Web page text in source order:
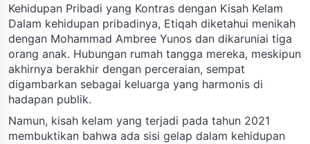
Kehidupan Pribadi yang Kontras dengan Kisah Kelam
Dalam kehidupan pribadinya, Etiqah diketahui menikah
dengan Mohammad Ambree Yunos dan dikaruniai tiga
orang anak. Hubungan rumah tangga mereka, meskipun
akhirnya berakhir dengan perceraian, sempat
digambarkan sebagai keluarga yang harmonis di
hadapan publik.
Namun, kisah kelam yang terjadi pada tahun 2021
membuktikan bahwa ada sisi gelap dalam kehidupan